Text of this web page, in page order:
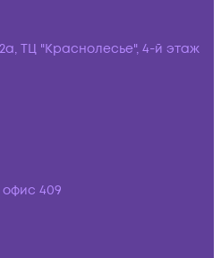
ТЦ "Краснолесье", 4-й этаж
офис 409